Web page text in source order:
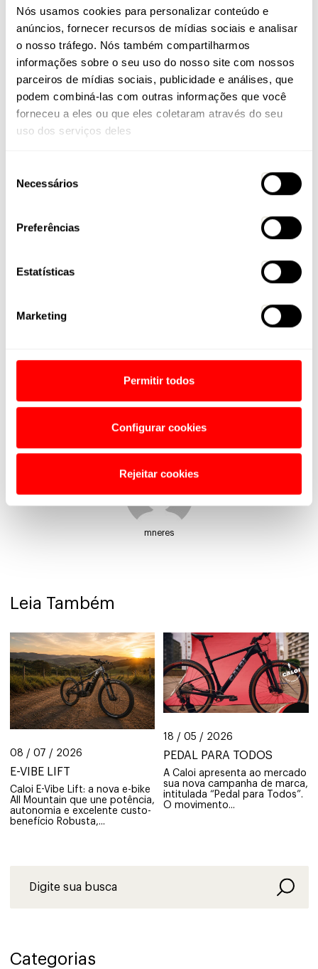
Nós usamos cookies para personalizar conteúdo e
anúncios, fornecer recursos de mídias sociais e analisar
o nosso tráfego. Nós também compartilharmos
informações sobre o seu uso do nosso site com nossos
parceiros de mídias sociais, publicidade e análises, que
podem combiná-las com outras informações que você
forneceu a eles ou que eles coletaram através do seu
uso dos serviços deles
Necessários
Preferências
Estatísticas
Marketing
Permitir todos
Configurar cookies
Rejeitar cookies
muitas limitações.
Hoje tenho total
segurança e muito
mais conforto e
emocionado quando
andei com ela pela
primeira vez em uma
subida, tive a mesma
sensação de quando
era um atleta de elite.
Boas pedaladas!
Sobre o autor
mneres
Leia Também
08 / 07 / 2026
E-VIBE LIFT
Caloi E-Vibe Lift: a nova e-bike
All Mountain que une potência,
autonomia e excelente custo-
benefício Robusta,...
18 / 05 / 2026
PEDAL PARA TODOS
A Caloi apresenta ao mercado
sua nova campanha de marca,
intitulada “Pedal para Todos”.
O movimento...
Categorias